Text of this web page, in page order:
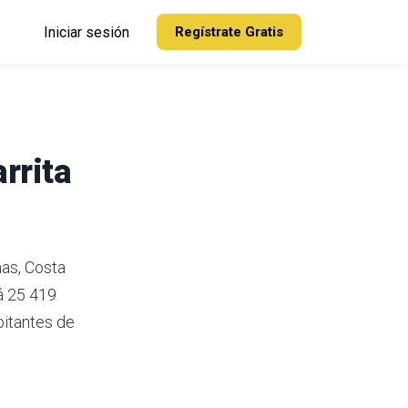
Iniciar sesión Regístrate Gratis
Costa
25 419
de